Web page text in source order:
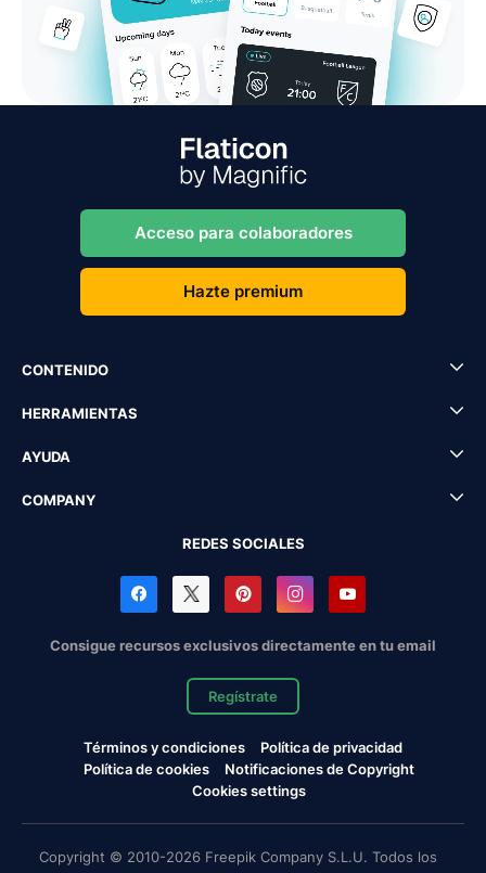
Acceso para colaboradores
Hazte premium
CONTENIDO
HERRAMIENTAS
AYUDA
COMPANY
REDES SOCIALES
Consigue recursos exclusivos directamente en tu email
Regístrate
Términos y condiciones
Política de privacidad
Política de cookies
Notificaciones de Copyright
Cookies settings
Copyright © 2010-2026 Freepik Company S.L.U. Todos los